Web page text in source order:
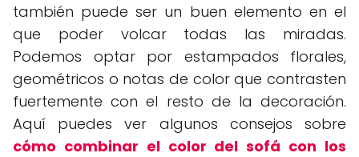
también puede ser un buen elemento en el
que poder volcar todas las miradas.
Podemos optar por estampados florales,
geométricos o notas de color que contrasten
fuertemente con el resto de la decoración.
Aquí puedes ver algunos consejos sobre
cómo combinar el color del sofá con los